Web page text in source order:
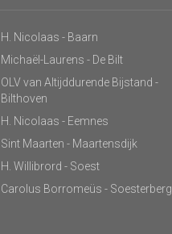
H. Nicolaas - Baarn
Michaël-Laurens - De Bilt
OLV van Altijddurende Bijstand -
Bilthoven
H. Nicolaas - Eemnes
Sint Maarten - Maartensdijk
H. Willibrord - Soest
Carolus Borromeüs - Soesterberg